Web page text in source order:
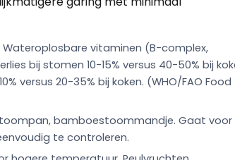
vitaminen (B-complex,
bij stomen 10-15% versus 40-50% bij
versus 20-35% bij koken. (WHO/FAO Food
bamboestoommandje. Gaat voor
te controleren.